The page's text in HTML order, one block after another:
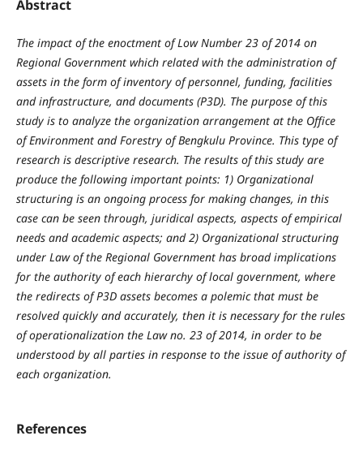
Abstract
The impact of the enoctment of Low Number 23 of 2014 on
Regional Government which related with the administration of
assets in the form of inventory of personnel, funding, facilities
and infrastructure, and documents (P3D). The purpose of this
study is to analyze the organization arrangement at the Office
of Environment and Forestry of Bengkulu Province. This type of
research is descriptive research. The results of this study are
produce the following important points: 1) Organizational
structuring is an ongoing process for making changes, in this
case can be seen through, juridical aspects, aspects of empirical
needs and academic aspects; and 2) Organizational structuring
under Law of the Regional Government has broad implications
for the authority of each hierarchy of local government, where
the redirects of P3D assets becomes a polemic that must be
resolved quickly and accurately, then it is necessary for the rules
of operationalization the Law no. 23 of 2014, in order to be
understood by all parties in response to the issue of authority of
each organization.
References